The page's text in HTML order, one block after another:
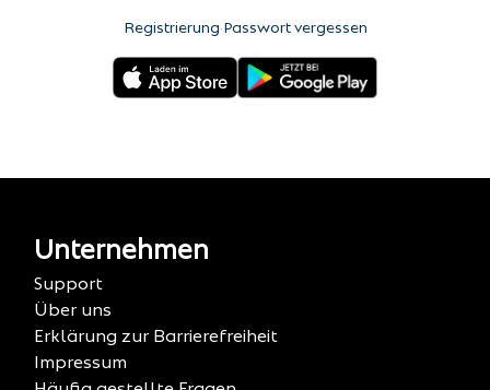
Registrierung·Passwort vergessen
Unternehmen
Support
Über uns
Erklärung zur Barrierefreiheit
Impressum